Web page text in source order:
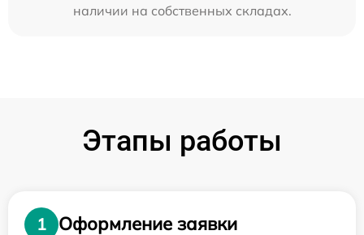
наличии на собственных складах.
Этапы работы
1
Оформление заявки